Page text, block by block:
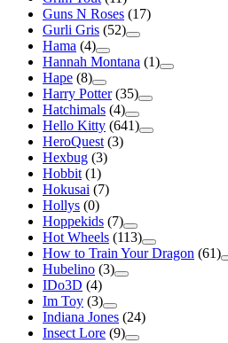
Guns N Roses (17)
Gurli Gris (52)
Hama (4)
Hannah Montana (1)
Hape (8)
Harry Potter (35)
Hatchimals (4)
Hello Kitty (641)
HeroQuest (3)
Hexbug (3)
Hobbit (1)
Hokusai (7)
Hollys (0)
Hoppekids (7)
Hot Wheels (113)
How to Train Your Dragon (61)
Hubelino (3)
IDo3D (4)
Im Toy (3)
Indiana Jones (24)
Insect Lore (9)